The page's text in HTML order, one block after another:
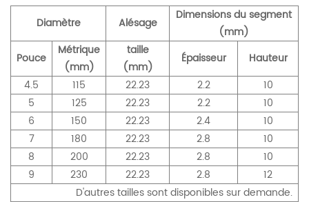
Diamètre Alésage
Dimensions du segment
(mm)
Pouce
Métrique
(mm)
taille
(mm)
Épaisseur
Hauteur
4.5
115 22.23 2.2
10
5
125 22.23 2.2
10
6
150 22.23 2.4
10
7
180 22.23 2.8
10
8
200 22.23 2.8
10
9
230 22.23 2.8
12
D'autres tailles sont disponibles sur demande.